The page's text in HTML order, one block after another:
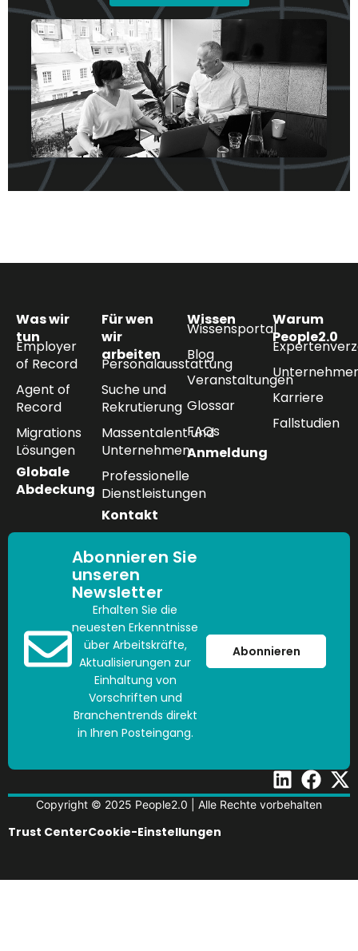
Was wir
tun
Employer
of Record
Agent of
Record
Migrations
Lösungen
Globale
Abdeckung
Für wen
wir
arbeiten
Personalausstattung
Suche und
Rekrutierung
Massentalent und
Unternehmen
Professionelle
Dienstleistungen
Kontakt
Wissen
Wissensportal
Blog
Veranstaltungen
Glossar
FAQs
Anmeldung
Warum
People2.0
Karriere
Fallstudien
Abonnieren Sie
unseren
Newsletter
Erhalten Sie die
neuesten Erkenntnisse
über Arbeitskräfte,
Aktualisierungen zur
Einhaltung von
Vorschriften und
Branchentrends direkt
in Ihren Posteingang.
Abonnieren
Copyright © 2025 People2.0 | Alle Rechte vorbehalten
Trust CenterCookie-Einstellungen